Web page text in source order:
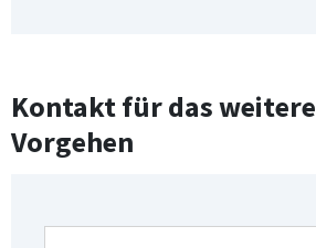
Kontakt für das weitere
Vorgehen